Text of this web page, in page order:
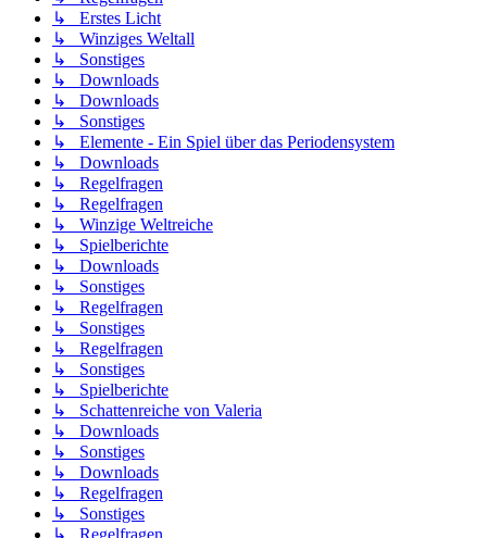
↳ Erstes Licht
↳ Winziges Weltall
↳ Sonstiges
↳ Downloads
↳ Downloads
↳ Sonstiges
↳ Elemente - Ein Spiel über das Periodensystem
↳ Downloads
↳ Regelfragen
↳ Regelfragen
↳ Winzige Weltreiche
↳ Spielberichte
↳ Downloads
↳ Sonstiges
↳ Regelfragen
↳ Sonstiges
↳ Regelfragen
↳ Sonstiges
↳ Spielberichte
↳ Schattenreiche von Valeria
↳ Downloads
↳ Sonstiges
↳ Downloads
↳ Regelfragen
↳ Sonstiges